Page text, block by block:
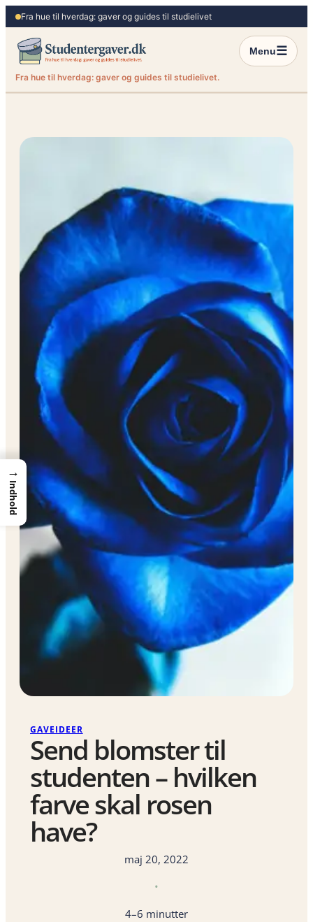
Spring
til
indhold
Fra hue til hverdag: gaver og guides til studielivet
Menu☰
Fra hue til hverdag: gaver og guides til studielivet.
GAVEIDEER
Send blomster til
studenten – hvilken
farve skal rosen
have?
maj 20, 2022
•
4–6 minutter
→
Indhold